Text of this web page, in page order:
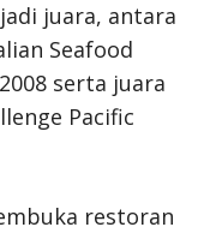
juara, antara
Seafood
serta juara
Pacific
restoran